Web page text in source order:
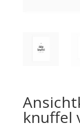
knuffel